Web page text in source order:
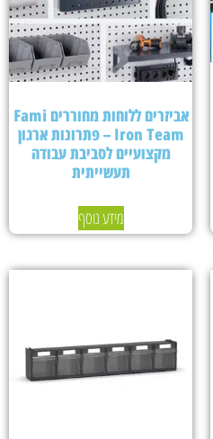
אביזרים ללוחות מחוררים Fami
Iron Team – פתרונות ארגון
מקצועיים לסביבת עבודה
תעשייתית
מידע נוסף